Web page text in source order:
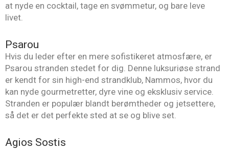
at nyde en cocktail, tage en svømmetur, og bare leve
livet.
Psarou
Hvis du leder efter en mere sofistikeret atmosfære, er
Psarou stranden stedet for dig. Denne luksuriøse strand
er kendt for sin high-end strandklub, Nammos, hvor du
kan nyde gourmetretter, dyre vine og eksklusiv service.
Stranden er populær blandt berømtheder og jetsettere,
så det er det perfekte sted at se og blive set.
Agios Sostis